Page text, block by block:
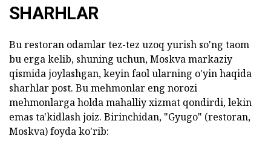
SHARHLAR
Bu restoran odamlar tez-tez uzoq yurish so'ng taom
bu erga kelib, shuning uchun, Moskva markaziy
qismida joylashgan, keyin faol ularning o'yin haqida
sharhlar post. Bu mehmonlar eng norozi
mehmonlarga holda mahalliy xizmat qondirdi, lekin
emas ta'kidlash joiz. Birinchidan, "Gyugo" (restoran,
Moskva) foyda ko'rib: